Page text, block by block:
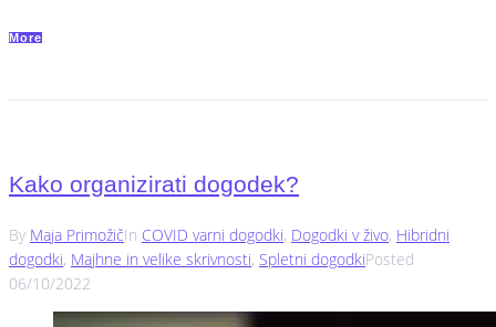
More
Kako organizirati dogodek?
By Maja PrimožičIn COVID varni dogodki, Dogodki v živo, Hibridni
dogodki, Majhne in velike skrivnosti, Spletni dogodkiPosted
06/10/2022